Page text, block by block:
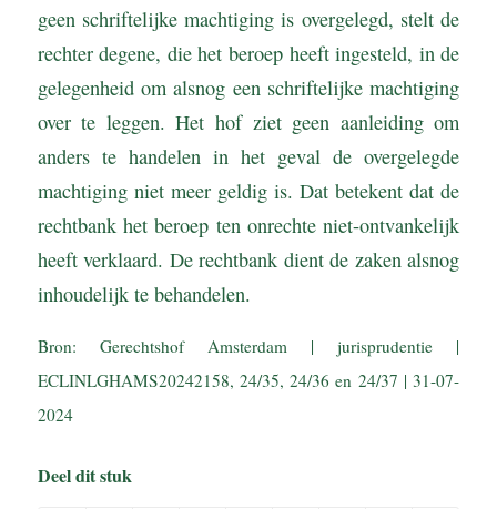
geen schriftelijke machtiging is overgelegd, stelt de
rechter degene, die het beroep heeft ingesteld, in de
gelegenheid om alsnog een schriftelijke machtiging
over te leggen. Het hof ziet geen aanleiding om
anders te handelen in het geval de overgelegde
machtiging niet meer geldig is. Dat betekent dat de
rechtbank het beroep ten onrechte niet-ontvankelijk
heeft verklaard. De rechtbank dient de zaken alsnog
inhoudelijk te behandelen.
Bron: Gerechtshof Amsterdam | jurisprudentie |
ECLINLGHAMS20242158, 24/35, 24/36 en 24/37 | 31-07-
2024
Deel dit stuk